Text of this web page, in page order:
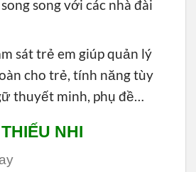
song với các nhà đài
sát trẻ em giúp quản lý
cho trẻ, tính năng tùy
thuyết minh, phụ đề…
NHI